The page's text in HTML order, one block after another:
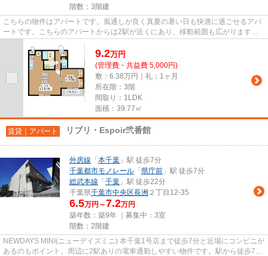
階数：3階建
こちらの物件はアパートです。風通しが良く真夏の暑い日も快適に過ごせるアパ
ートです。こちらのアパートからは2駅が近くにあり、移動範囲も広がります。
「ミリアビタ長洲」のここがイ...
9.2万円
(管理費・共益費 5,000円)
敷：6.38万円｜礼：1ヶ月
所在階：3階
間取り：1LDK
面積：39.77㎡
賃貸｜アパート リブリ・Espoir弐番館
外房線 「 本千葉 」駅 徒歩7分
千葉都市モノレール 「 県庁前 」駅 徒歩7分
総武本線 「 千葉 」駅 徒歩22分
千葉県千葉市中央区長洲 ２丁目12-35
6.5万円～7.2万円
築年数：築9年 ｜募集中： 3室
階数：2階建
NEWDAYS MINI(ニューデイズミニ) 本千葉1号店まで徒歩7分と近場にコンビニが
あるのもポイント。周辺に2駅ありの電車通勤しやすい物件です。駅から徒歩7分